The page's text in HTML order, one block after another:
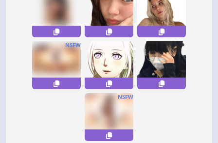
NSFW
NSFW